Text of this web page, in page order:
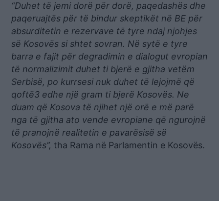
“Duhet të jemi dorë për dorë, paqedashës dhe
paqeruajtës për të bindur skeptikët në BE për
absurditetin e rezervave të tyre ndaj njohjes
së Kosovës si shtet sovran. Në sytë e tyre
barra e fajit për degradimin e dialogut evropian
të normalizimit duhet ti bjerë e gjitha vetëm
Serbisë, po kurrsesi nuk duhet të lejojmë që
qoftë3 edhe një gram ti bjerë Kosovës. Ne
duam që Kosova të njihet një orë e më parë
nga të gjitha ato vende evropiane që ngurojnë
të pranojnë realitetin e pavarësisë së
Kosovës”, tha Rama në Parlamentin e Kosovës.